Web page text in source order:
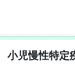
小児慢性特定